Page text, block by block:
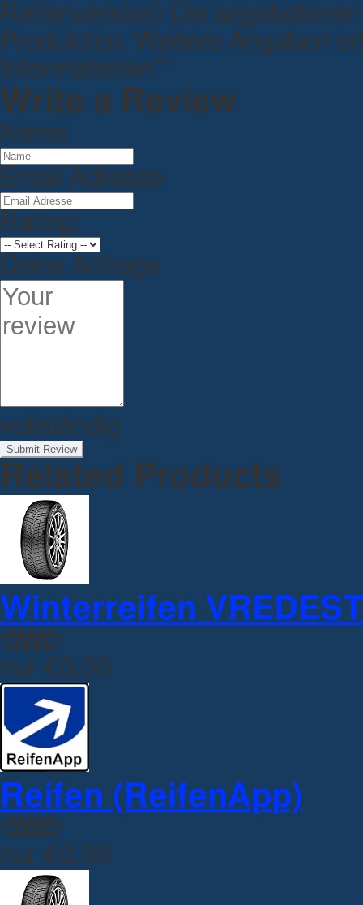
Reifenversion) Die
Produktion. Weitere Angaben
Informationen""
Write a Review
Name
Email Adresse
Rating:
Deine Anfrage
vollständig
Submit Review
Related Products
Winterreifen
nur €0.00
Reifen (ReifenApp)
nur €0.00